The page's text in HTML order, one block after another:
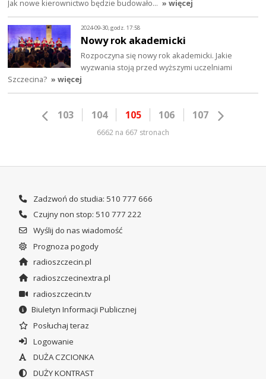
Jak nowe kierownictwo będzie budowało… » więcej
2024-09-30, godz. 17:58
Nowy rok akademicki
Rozpoczyna się nowy rok akademicki. Jakie
wyzwania stoją przed wyższymi uczelniami
Szczecina? » więcej
103 104 105 106 107
6662 na 667 stronach
Zadzwoń do studia: 510 777 666
Czujny non stop: 510 777 222
Wyślij do nas wiadomość
Prognoza pogody
radioszczecin.pl
radioszczecinextra.pl
radioszczecin.tv
Biuletyn Informacji Publicznej
Posłuchaj teraz
Logowanie
DUŻA CZCIONKA
DUŻY KONTRAST